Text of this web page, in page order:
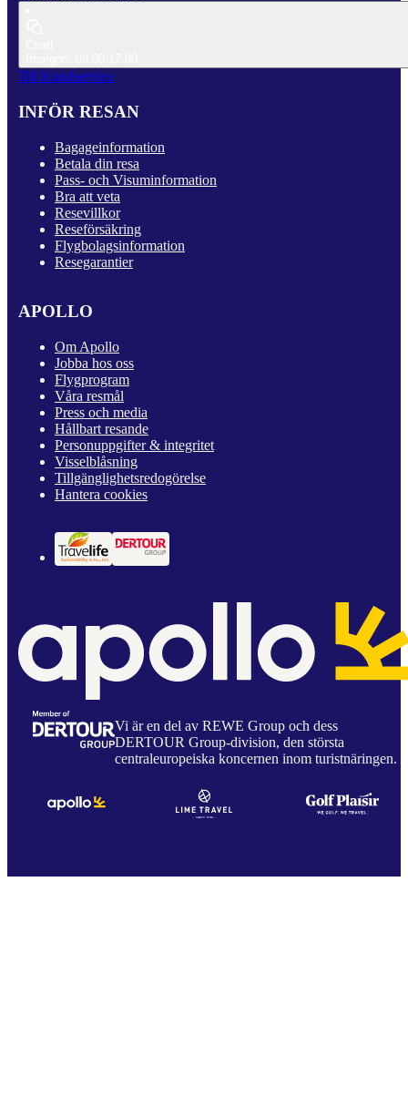
Till Kundservice
INFÖR RESAN
Bagageinformation
Betala din resa
Pass- och Visuminformation
Bra att veta
Resevillkor
Reseförsäkring
Flygbolagsinformation
Resegarantier
APOLLO
Om Apollo
Jobba hos oss
Flygprogram
Våra resmål
Press och media
Hållbart resande
Personuppgifter & integritet
Visselblåsning
Tillgänglighetsredogörelse
Hantera cookies
Vi är en del av REWE Group och dess
DERTOUR Group-division, den största
centraleuropeiska koncernen inom turistnäringen.